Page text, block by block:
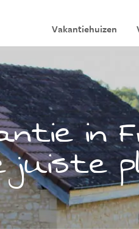
Vakantiehuizen
in
juiste